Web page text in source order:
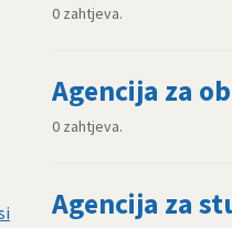
0 zahtjeva.
Agencija za
0 zahtjeva.
Agencija za